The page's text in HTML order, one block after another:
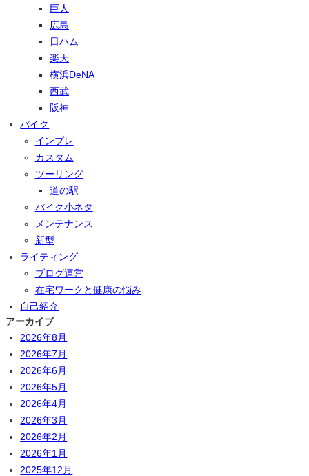
巨人
広島
日ハム
楽天
横浜DeNA
西武
阪神
バイク
インプレ
カスタム
ツーリング
道の駅
バイク小ネタ
メンテナンス
新型
ライティング
ブログ運営
在宅ワークと健康の悩み
自己紹介
アーカイブ
2026年8月
2026年7月
2026年6月
2026年5月
2026年4月
2026年3月
2026年2月
2026年1月
2025年12月